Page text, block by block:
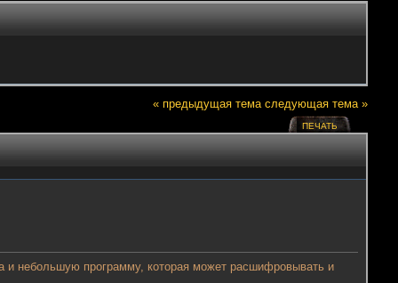
« предыдущая тема следующая тема »
ПЕЧАТЬ
и небольшую программу, которая может расшифровывать и